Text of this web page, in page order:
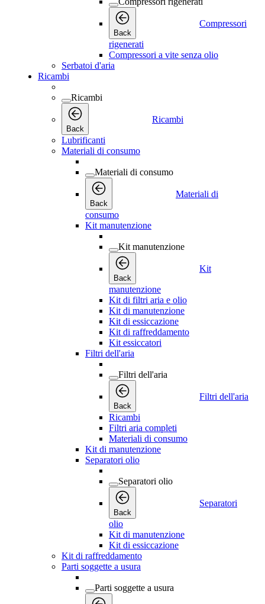
Back
Compressori
rigenerati
Compressori a vite senza olio
Serbatoi d'aria
Ricambi
Ricambi
Back
Ricambi
Lubrificanti
Materiali di consumo
Materiali di consumo
Back
Materiali di
consumo
Kit manutenzione
Kit manutenzione
Back
Kit
manutenzione
Kit di filtri aria e olio
Kit di manutenzione
Kit di essiccazione
Kit di raffreddamento
Kit essiccatori
Filtri dell'aria
Filtri dell'aria
Back
Filtri dell'aria
Ricambi
Filtri aria completi
Materiali di consumo
Kit di manutenzione
Separatori olio
Separatori olio
Back
Separatori
olio
Kit di manutenzione
Kit di essiccazione
Kit di raffreddamento
Parti soggette a usura
Parti soggette a usura